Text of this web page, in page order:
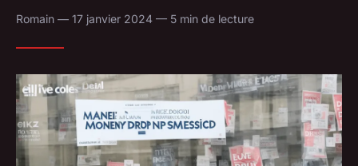
Romain — 17 janvier 2024 — 5 min de lecture